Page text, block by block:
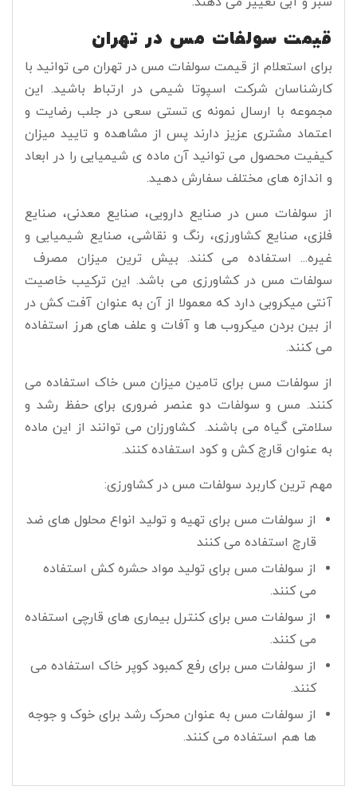
قیمت سولفات مس در تهران
برای استعلام از قیمت سولفات مس در تهران می توانید با
کارشناسان شرکت اسپوتا شیمی در ارتباط باشید. این
مجموعه با ارسال نمونه ی تستی سعی در جلب رضایت و
اعتماد مشتری عزیز دارند پس از مشاهده و تایید میزان
کیفیت محصول می توانید آن ماده ی شیمیایی را در ابعاد
و اندازه های مختلف سفارش دهید.
از سولفات مس در صنایع دارویی، صنایع معدنی، صنایع
فلزی، صنایع کشاورزی، رنگ و نقاشی، صنایع شیمیایی و
غیره..‌. استفاده می کنند. بیش ترین میزان مصرف
سولفات مس در کشاورزی می باشد. این ترکیب خاصیت
آنتی میکروبی دارد که معمولا از آن به عنوان آفت کش در
از بین بردن میکروب ها و آفات و علف های هرز استفاده
می کنند.
از سولفات مس برای تامین میزان مس خاک استفاده می
کنند. مس و سولفات دو عنصر ضروری برای حفظ رشد و
سلامتی گیاه می باشند. کشاورزان می توانند از این ماده
به عنوان قارچ کش و کود استفاده کنند.
مهم ترین کاربرد سولفات مس در کشاورزی:
از سولفات مس برای تهیه و تولید انواع محلول های ضد
قارچ استفاده می کنند
از سولفات مس برای تولید مواد حشره کش استفاده
می کنند.
از سولفات مس برای کنترل بیماری های قارچی استفاده
می کنند.
از سولفات مس برای رفع کمبود کوپر خاک استفاده می
کنند.
از سولفات مس به عنوان محرک رشد برای خوک و جوجه
ها هم استفاده می کنند.